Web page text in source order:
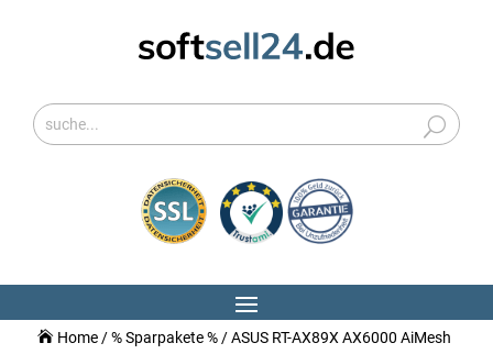
Home/% Sparpakete %/ ASUS RT-AX89X AX6000 AiMesh